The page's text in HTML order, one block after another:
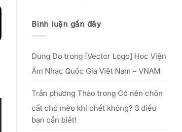
–
từ
20/10/2025
&
văn
xưởng
in
hiệu
quả
với
số
Bình luận gần đây
Dung Do trong [Vector Logo] Học Viện
Âm Nhạc Quốc Gia Việt Nam – VNAM
Trần phương Thảo trong Có nên chôn
cất chó mèo khi chết không? 3 điều
bạn cần biết!